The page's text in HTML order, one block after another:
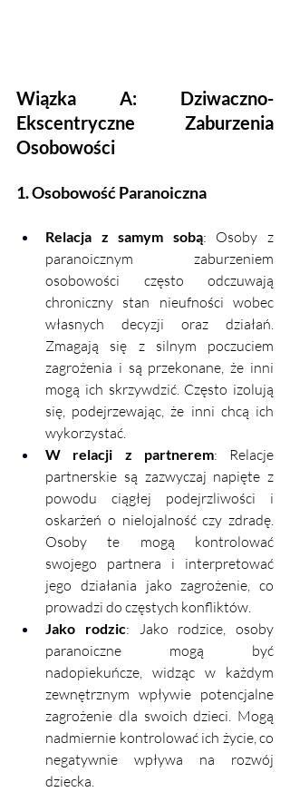
Wiązka A: Dziwaczno-
Ekscentryczne Zaburzenia
Osobowości
1. Osobowość Paranoiczna
Relacja z samym sobą: Osoby z
paranoicznym zaburzeniem
osobowości często odczuwają
chroniczny stan nieufności wobec
własnych decyzji oraz działań.
Zmagają się z silnym poczuciem
zagrożenia i są przekonane, że inni
mogą ich skrzywdzić. Często izolują
się, podejrzewając, że inni chcą ich
wykorzystać.
W relacji z partnerem: Relacje
partnerskie są zazwyczaj napięte z
powodu ciągłej podejrzliwości i
oskarżeń o nielojalność czy zdradę.
Osoby te mogą kontrolować
swojego partnera i interpretować
jego działania jako zagrożenie, co
prowadzi do częstych konfliktów.
Jako rodzic: Jako rodzice, osoby
paranoiczne mogą być
nadopiekuńcze, widząc w każdym
zewnętrznym wpływie potencjalne
zagrożenie dla swoich dzieci. Mogą
nadmiernie kontrolować ich życie, co
negatywnie wpływa na rozwój
dziecka.